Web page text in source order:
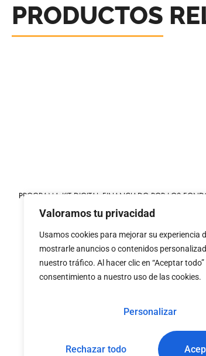
Valoramos tu privacidad
Usamos cookies para mejorar su experiencia
mostrarle anuncios o contenidos
nuestro tráfico. Al hacer clic en “Aceptar
consentimiento a nuestro uso de las cookies.
Personalizar
Rechazar todo
PRODUCTOS
PROGRAMA KIT DIGITAL FINANCIADO POR LOS
MECANISMO DE RECUPERACIÓN Y
«financiado por la